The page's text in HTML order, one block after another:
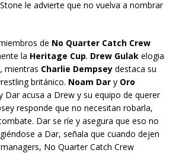
le advierte que no vuelva a nombrar
de No Quarter Catch Crew
la Heritage Cup. Drew Gulak elogia
mientras Charlie Dempsey destaca su
británico. Noam Dar y Oro
Dar acusa a Drew y su equipo de querer
responde que no necesitan robarla,
Dar se ríe y asegura que eso no
a Dar, señala que cuando dejen
No Quarter Catch Crew